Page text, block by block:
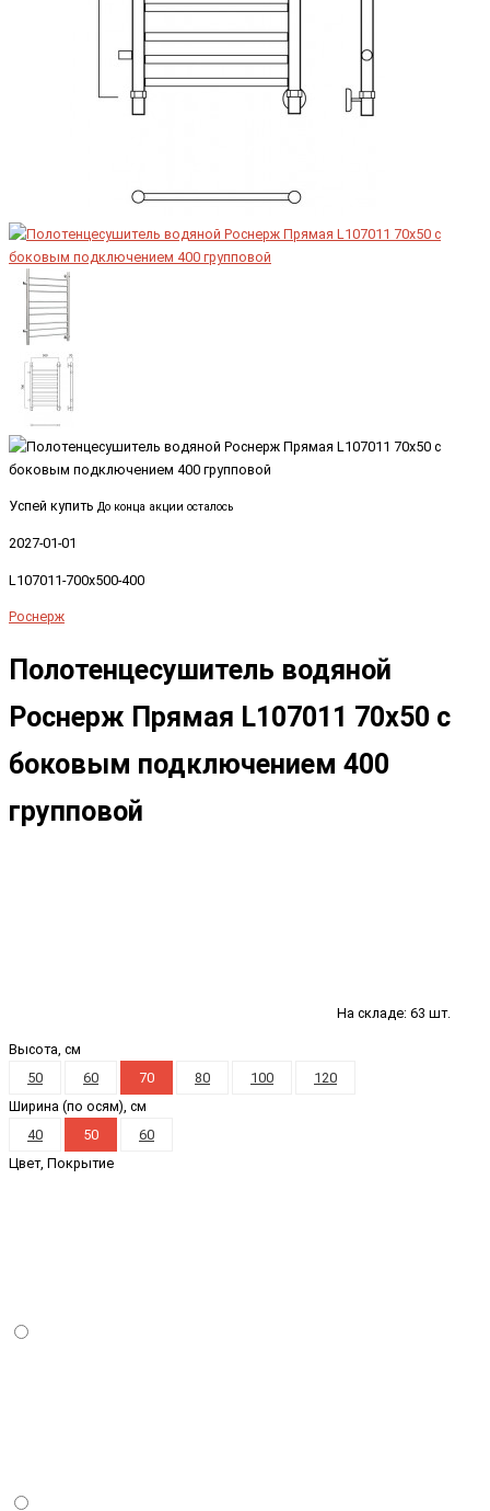
Успей купить До конца акции осталось
2027-01-01
L107011-700x500-400
Роснерж
Полотенцесушитель водяной
Роснерж Прямая L107011 70x50 с
боковым подключением 400
групповой
На складе: 63 шт.
Высота, см
50
60 70 80 100
120
Ширина (по осям), см
40
50
60
Цвет, Покрытие